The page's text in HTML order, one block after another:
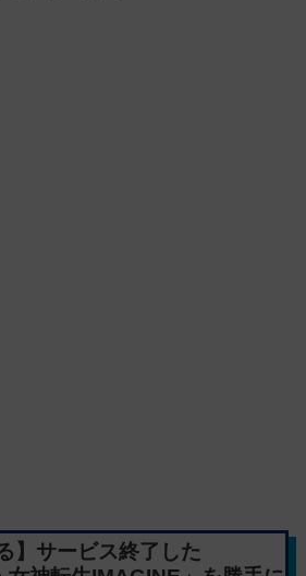
】サービス終了した